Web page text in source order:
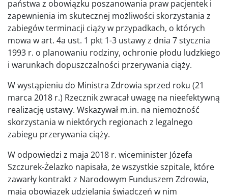
państwa z obowiązku poszanowania praw pacjentek i
zapewnienia im skutecznej możliwości skorzystania z
zabiegów terminacji ciąży w przypadkach, o których
mowa w art. 4a ust. 1 pkt 1-3 ustawy z dnia 7 stycznia
1993 r. o planowaniu rodziny, ochronie płodu ludzkiego
i warunkach dopuszczalności przerywania ciąży.
W wystąpieniu do Ministra Zdrowia sprzed roku (21
marca 2018 r.) Rzecznik zwracał uwagę na nieefektywną
realizację ustawy. Wskazywał m.in. na niemożność
skorzystania w niektórych regionach z legalnego
zabiegu przerywania ciąży.
W odpowiedzi z maja 2018 r. wiceminister Józefa
Szczurek-Żelazko napisała, że wszystkie szpitale, które
zawarły kontrakt z Narodowym Funduszem Zdrowia,
mają obowiązek udzielania świadczeń w nim